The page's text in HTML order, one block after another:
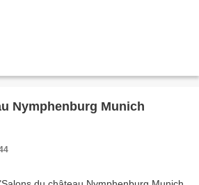
Nymphenburg Munich